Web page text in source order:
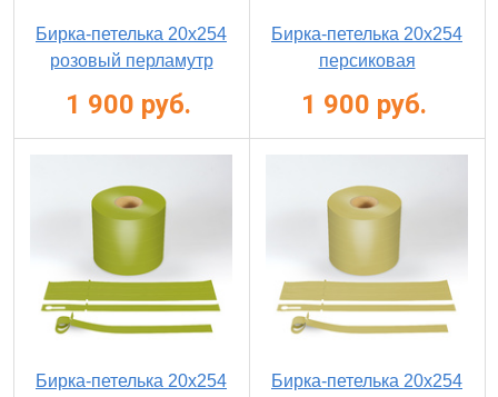
Бирка-петелька 20х254
розовый перламутр
1 900 руб.
Бирка-петелька 20х254
персиковая
1 900 руб.
Бирка-петелька 20х254
Бирка-петелька 20х254